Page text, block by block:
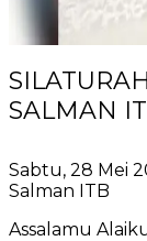
SALMAN
Sabtu, 28 Mei
Salman ITB
Assalamu